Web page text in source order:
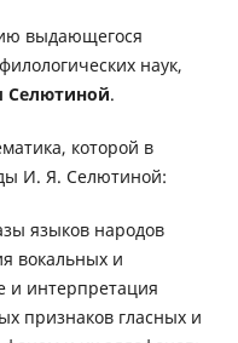
выдающегося
наук,
Селютиной.
которой в
И. Я. Селютиной:
языков народов
вокальных и
и интерпретация
признаков гласных и